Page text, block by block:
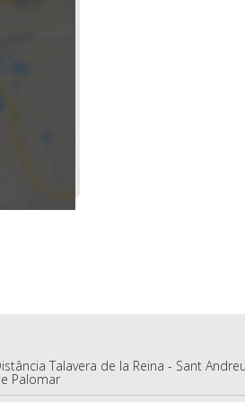
Talavera de la Reina - Sant Andreu
Palomar